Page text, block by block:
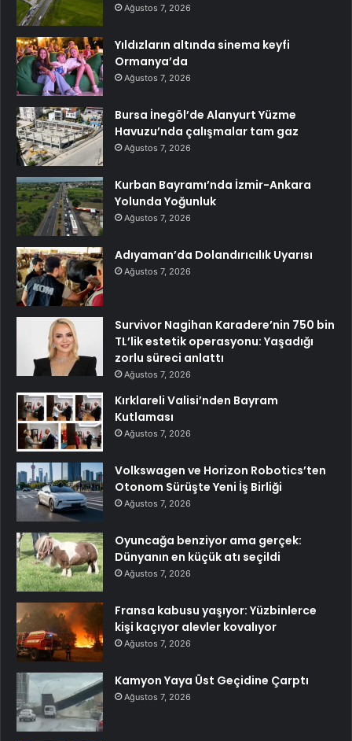
Ağustos 7, 2026
Yıldızların altında sinema keyfi
Ormanya’da
Ağustos 7, 2026
Bursa İnegöl’de Alanyurt Yüzme
Havuzu’nda çalışmalar tam gaz
Ağustos 7, 2026
Kurban Bayramı’nda İzmir-Ankara
Yolunda Yoğunluk
Ağustos 7, 2026
Adıyaman’da Dolandırıcılık Uyarısı
Ağustos 7, 2026
Survivor Nagihan Karadere’nin 750 bin
TL’lik estetik operasyonu: Yaşadığı
zorlu süreci anlattı
Ağustos 7, 2026
Kırklareli Valisi’nden Bayram
Kutlaması
Ağustos 7, 2026
Volkswagen ve Horizon Robotics’ten
Otonom Sürüşte Yeni İş Birliği
Ağustos 7, 2026
Oyuncağa benziyor ama gerçek:
Dünyanın en küçük atı seçildi
Ağustos 7, 2026
Fransa kabusu yaşıyor: Yüzbinlerce
kişi kaçıyor alevler kovalıyor
Ağustos 7, 2026
Kamyon Yaya Üst Geçidine Çarptı
Ağustos 7, 2026